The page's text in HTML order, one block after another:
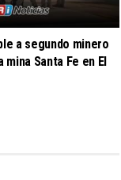
a segundo minero
Santa Fe en El